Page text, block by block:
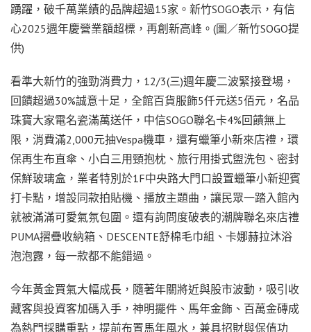
踴躍，破千萬業績的品牌超過15家。新竹SOGO表示，有信
心2025週年慶營業額超標，再創新高峰。(圖／新竹SOGO提
供)
看準大新竹的強勁消費力，12/3(三)週年慶二波緊接登場，
回饋超過30%誠意十足，全館百貨服飾5仟元送5佰元，名品
珠寶大家電名瓷滿萬送仟，中信SOGO聯名卡4%回饋無上
限，消費滿2,000元抽Vespa機車，還有蠟筆小新來店禮，環
保再生布直傘、小白三用頸抱枕、旅行用掛式盥洗包、密封
保鮮玻璃盒，業者特別於1F中央路大門口設置蠟筆小新迎賓
打卡點，增設同款拍貼機、播放主題曲，讓民眾一踏入館內
就被滿滿可愛氣氛包圍。還有詢問度破表的潮牌聯名來店禮
PUMA摺疊收納箱、DESCENTE舒棉毛巾組、卡娜赫拉沐浴
泡泡露，每一款都不能錯過。
今年黃金買氣大幅成長，隨著年關將近與股市波動，吸引收
藏客與投資客加碼入手，神明擺件、馬年金飾、百萬金磚成
為熱門採購重點，提前布置馬年風水，兼具招財與保值功